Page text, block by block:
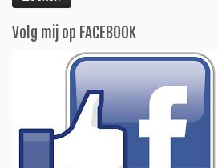
Volg mij op FACEBOOK